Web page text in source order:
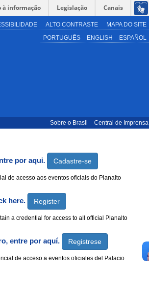
à informação Legislação Canais
ALTO CONTRASTE
MAPA DO SITE
PORTUGUÊS
ENGLISH ESPAÑOL
Sobre o Brasil Central de Imprensa
por aqui. Cadastre-se
de acesso aos eventos oficiais do Planalto
here. Register
a credential for access to all official Planalto
entre por aquí. Registrese
de acceso a eventos oficiales del Palacio